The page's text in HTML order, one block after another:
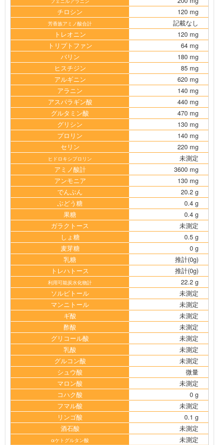
チロシン
120 mg
芳香族アミノ酸合計
記載なし
トレオニン
120 mg
トリプトファン
64 mg
バリン
180 mg
ヒスチジン
85 mg
アルギニン
620 mg
アラニン
140 mg
アスパラギン酸
440 mg
グルタミン酸
470 mg
グリシン
130 mg
プロリン
140 mg
セリン
220 mg
ヒドロキシプロリン
未測定
アミノ酸計
3600 mg
アンモニア
130 mg
でんぷん
20.2 g
ぶどう糖
0.4 g
果糖
0.4 g
ガラクトース
未測定
しょ糖
0.5 g
麦芽糖
0 g
乳糖
推計(0g)
トレハトース
推計(0g)
利用可能炭水化物計
22.2 g
ソルビトール
未測定
マンニトール
未測定
ギ酸
未測定
酢酸
未測定
グリコール酸
未測定
乳酸
未測定
グルコン酸
未測定
シュウ酸
微量
マロン酸
未測定
コハク酸
0 g
フマル酸
未測定
リンゴ酸
0.1 g
酒石酸
未測定
αケトグルタン酸
未測定